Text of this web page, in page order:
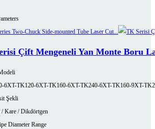
Çift Mengeneli Yan Monte Boru
6XT-TK120-6XT-TK160-6XT-TK240-6XT-TK160-9XT-
Şekli
/ Kare / Dikdörtgen
Diameter Range